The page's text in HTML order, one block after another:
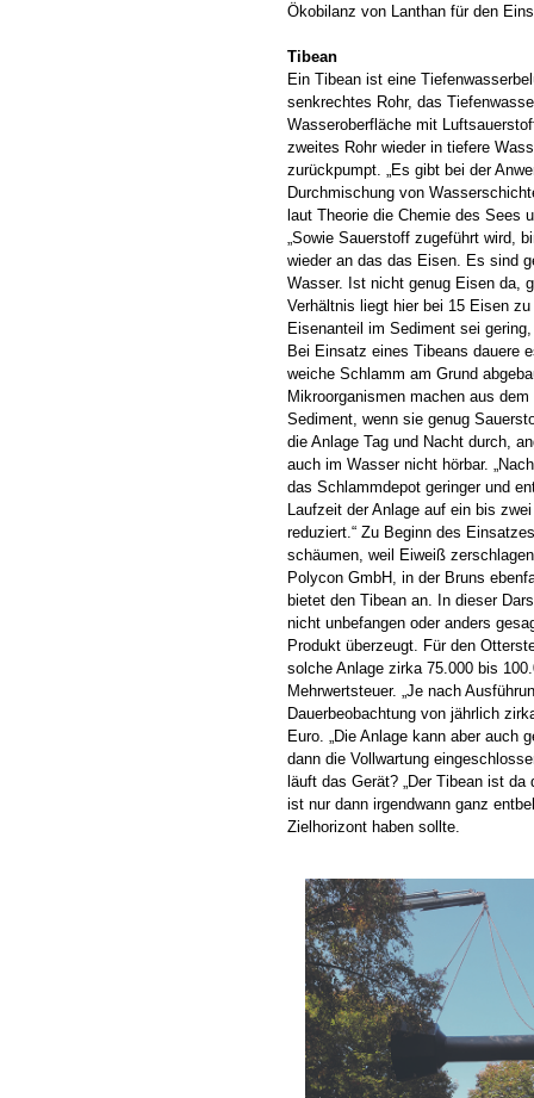
Ökobilanz von Lanthan für den
Tibean
Ein Tibean ist eine
senkrechtes Rohr, das
Wasseroberfläche mit
zweites Rohr wieder in tiefere
zurückpumpt. „Es gibt bei der
Durchmischung von
laut Theorie die Chemie des Sees
„Sowie Sauerstoff zugeführt wird,
wieder an das das Eisen. Es sind
Wasser. Ist nicht genug Eisen da,
Verhältnis liegt hier bei 15 Eisen
Eisenanteil im Sediment sei
Bei Einsatz eines Tibeans dauere
weiche Schlamm am Grund
Mikroorganismen machen aus
Sediment, wenn sie genug
die Anlage Tag und Nacht durch,
auch im Wasser nicht hörbar.
das Schlammdepot geringer und
Laufzeit der Anlage auf ein bis
reduziert.“ Zu Beginn des
schäumen, weil Eiweiß
Polycon GmbH, in der Bruns
bietet den Tibean an. In dieser
nicht unbefangen oder anders
Produkt überzeugt. Für den
solche Anlage zirka 75.000 bis
Mehrwertsteuer. „Je nach
Dauerbeobachtung von jährlich
Euro. „Die Anlage kann aber auch
dann die Vollwartung
läuft das Gerät? „Der Tibean ist
ist nur dann irgendwann ganz
Zielhorizont haben sollte.